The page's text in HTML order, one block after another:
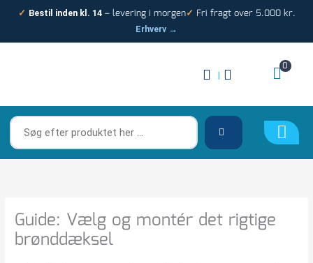
✓ Bestil inden kl. 14– levering i morgen✓ Fri fragt over 5.000 kr.
Erhverv →
|
0
Søg
efter
produktet
Guide: Vælg og montér det rigtige
brønddæksel